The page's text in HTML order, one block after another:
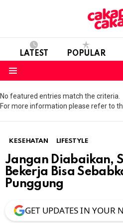
LATEST POPULAR
No featured entries match the criteria.
For more information please refer to
KESEHATAN LIFESTYLE
Jangan Diabaikan,
Bekerja Bisa
Punggung
GET UPDATES IN YOUR